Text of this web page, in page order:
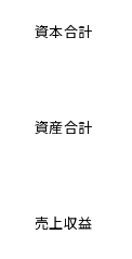
資本合計
資産合計
売上収益